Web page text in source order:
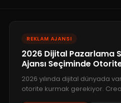
REKLAM AJANSI
2026 Dijital Pazarlama
Ajansı Seçiminde
2026 yılında dijital dünyada
otorite kurmak gerekiyor.